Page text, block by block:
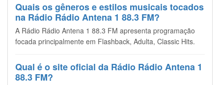
Quais os gêneros e estilos musicais tocados
na Rádio Rádio Antena 1 88.3 FM?
A Rádio Rádio Antena 1 88.3 FM apresenta programação
focada principalmente em Flashback, Adulta, Classic Hits.
Qual é o site oficial da Rádio Rádio Antena 1
88.3 FM?